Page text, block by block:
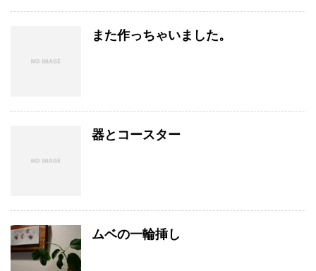
また作っちゃいました。
器とコースター
ムベの一輪挿し